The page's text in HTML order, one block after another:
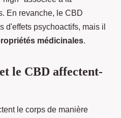
En revanche, le CBD
d'effets psychoactifs, mais il
médicinales.
le CBD affectent-
le corps de manière